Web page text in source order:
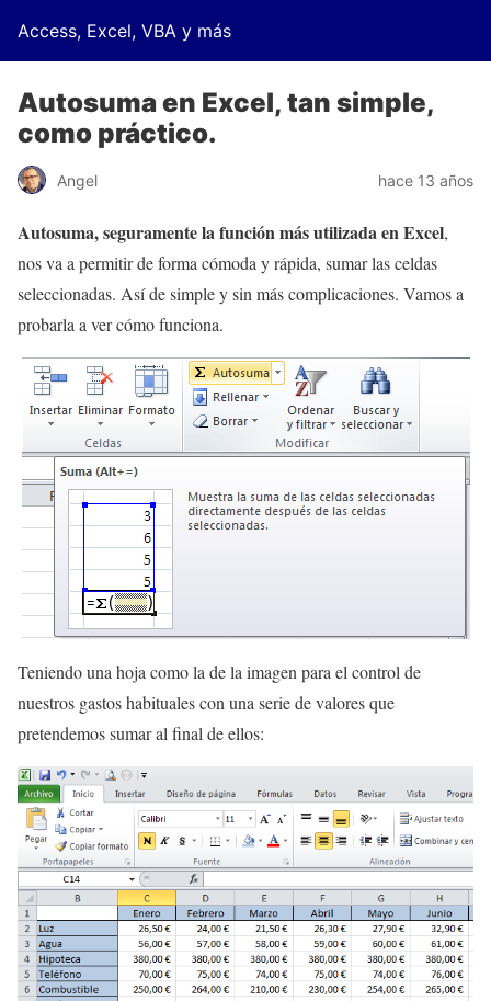
Access, Excel, VBA y más
Autosuma en Excel, tan simple,
como práctico.
Angel hace 13 años
Autosuma, seguramente la función más utilizada en Excel,
nos va a permitir de forma cómoda y rápida, sumar las celdas
seleccionadas. Así de simple y sin más complicaciones. Vamos a
probarla a ver cómo funciona.
Teniendo una hoja como la de la imagen para el control de
nuestros gastos habituales con una serie de valores que
pretendemos sumar al final de ellos: